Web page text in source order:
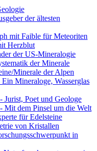
der ältesten
mit Faible für Meteoriten
Herzblut
der US-Mineralogie
der Minerale
Minerale der Alpen
Ein Mineraloge, Wasserglas
- Jurist, Poet und Geologe
- Mit dem Pinsel um die Welt
für Edelsteine
von Kristallen
in